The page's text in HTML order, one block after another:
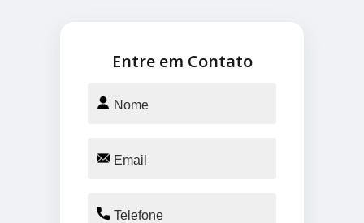
Entre em Contato